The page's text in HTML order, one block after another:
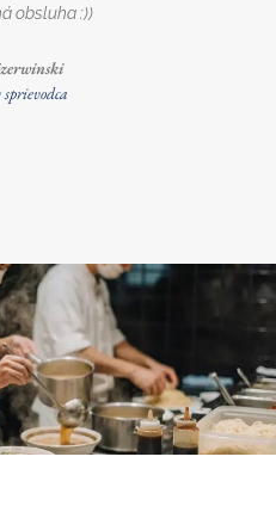
obsluha :))